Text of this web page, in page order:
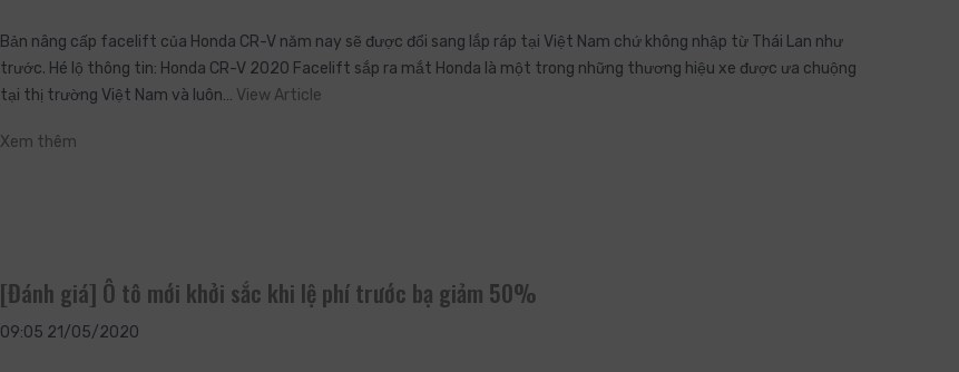
Bản nâng cấp facelift của Honda CR-V năm nay sẽ được đổi sang lắp ráp tại Việt Nam chứ không nhập từ Thái Lan như
trước. Hé lộ thông tin: Honda CR-V 2020 Facelift sắp ra mắt Honda là một trong những thương hiệu xe được ưa chuộng
tại thị trường Việt Nam và luôn… View Article
Xem thêm
[Đánh giá] Ô tô mới khởi sắc khi lệ phí trước bạ giảm 50%
09:05 21/05/2020